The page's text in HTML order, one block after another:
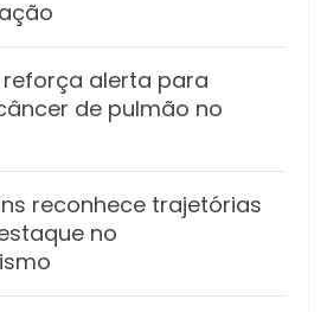
alerta para
de pulmão no
reconhece trajetórias
no